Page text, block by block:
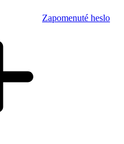
Zapomenuté heslo